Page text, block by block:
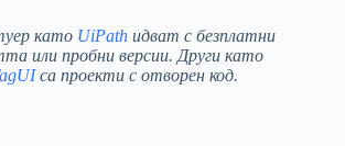
като UiPath идват с безплатни
или пробни версии. Други като
са проекти с отворен код.